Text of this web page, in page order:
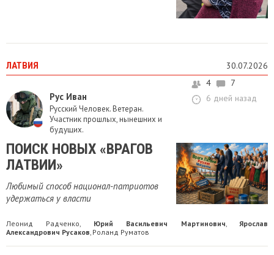
ЛАТВИЯ 30.07.2026
Рус Иван
Русский Человек. Ветеран.
Участник прошлых, нынешних и
будущих.
4
7
6 дней назад
ПОИСК НОВЫХ «ВРАГОВ
ЛАТВИИ»
Любимый способ национал-патриотов
удержаться у власти
Леонид Радченко Юрий Васильевич Мартинович
Ярослав
Александрович Русаков Роланд Руматов